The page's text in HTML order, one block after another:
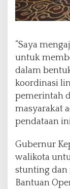
“Saya
untuk
dalam
koordinasi
pemerintah
masyarakat
pendataan
Gubernur
walikota
stunting dan
Bantuan